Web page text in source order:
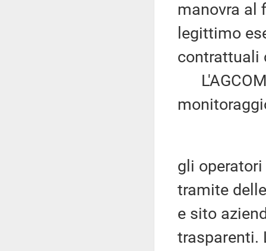
manovra al
legittimo
contrattuali
gli
tramite
e sito
trasparenti.